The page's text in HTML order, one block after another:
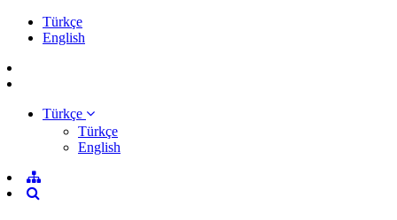
Türkçe
English
Türkçe
Türkçe
English